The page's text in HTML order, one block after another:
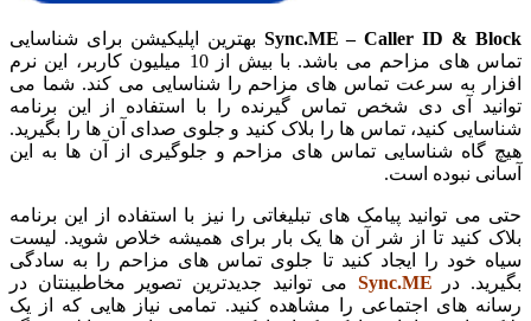
Sync.ME – Caller ID & Block بهترین اپلیکیشن برای شناسایی
تماس های مزاحم می باشد. با بیش از 10 میلیون کاربر، این نرم
افزار به سرعت تماس های مزاحم را شناسایی می کند. شما می
توانید آی دی شخص تماس گیرنده را با استفاده از این برنامه
شناسایی کنید، تماس ها را بلاک کنید و جلوی صدای آن ها را بگیرید.
هیچ گاه شناسایی تماس های مزاحم و جلوگیری از آن ها به این
آسانی نبوده است.
حتی می توانید پیامک های تبلیغاتی را نیز با استفاده از این برنامه
بلاک کنید تا از شر آن ها یک بار برای همیشه خلاص شوید. لیست
سیاه خود را ایجاد کنید تا جلوی تماس های مزاحم را به سادگی
بگیرید. در Sync.ME می توانید جدیدترین تصویر مخاطبینتان در
رسانه های اجتماعی را مشاهده کنید. تمامی نیاز هایی که از یک